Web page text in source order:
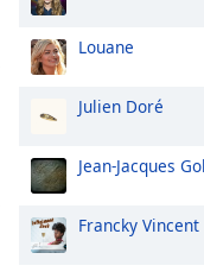
Louane
Julien Doré
Jean-Jacques
Francky Vincent